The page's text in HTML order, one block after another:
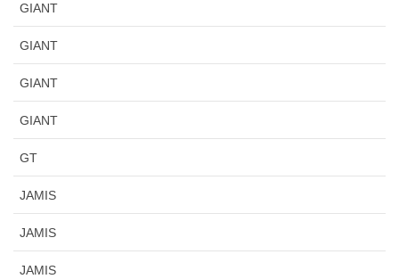
GIANT
GIANT
GIANT
GIANT
GT
JAMIS
JAMIS
JAMIS